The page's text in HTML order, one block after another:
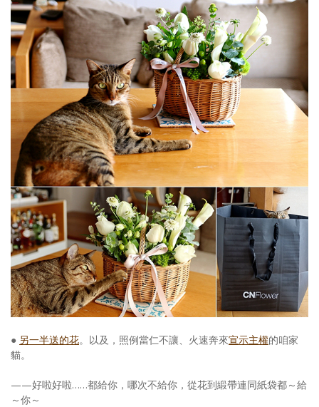
訂閱電子報
● 另一半送的花。以及，照例當仁不讓、火速奔來宣示主權的咱家
貓。
——好啦好啦……都給你，哪次不給你，從花到緞帶連同紙袋都～給
～你～